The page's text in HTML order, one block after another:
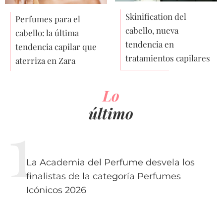
Perfumes para el
cabello: la última
tendencia capilar que
aterriza en Zara
Skinification del
cabello, nueva
tendencia en
tratamientos capilares
Lo
último
La Academia del Perfume desvela los
finalistas de la categoría Perfumes
Icónicos 2026